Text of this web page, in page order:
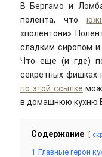
В Бергамо и
полента, что
«полентони».
сладким сиропом
Что еще (и где)
секретных фишках
по этой ссылке
в домашнюю кухню
Содержание
1 Главные герои